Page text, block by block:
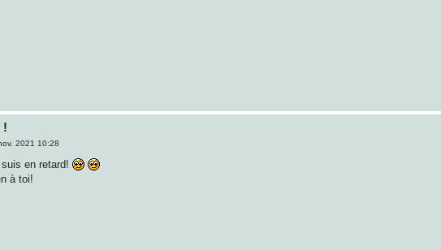
!
2021 10:28
en retard!
à toi!